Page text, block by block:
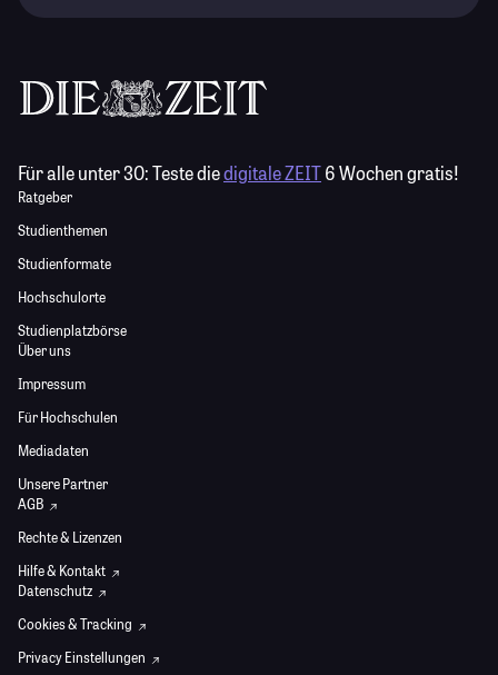
Für alle unter 30:Teste diedigitale ZEIT6 Wochen gratis!
Ratgeber
Studienthemen
Studienformate
Hochschulorte
Studienplatzbörse
Über uns
Impressum
Für Hochschulen
Mediadaten
Unsere Partner
AGB
Rechte & Lizenzen
Hilfe & Kontakt
Datenschutz
Cookies & Tracking
Privacy Einstellungen